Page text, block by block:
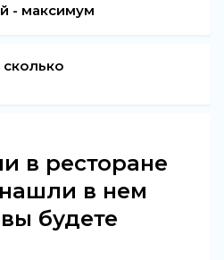
- максимум
сколько
в ресторане
в нем
будете